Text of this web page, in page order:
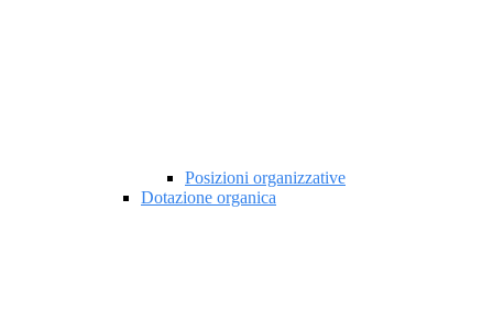
Posizioni organizzative
Dotazione organica